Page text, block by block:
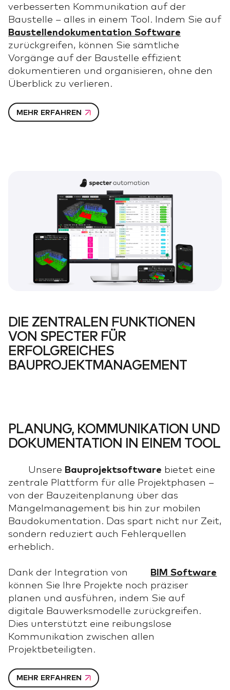
verbesserten Kommunikation auf der
Baustelle – alles in einem Tool. Indem Sie auf
Baustellendokumentation Software
zurückgreifen, können Sie sämtliche
Vorgänge auf der Baustelle effizient
dokumentieren und organisieren, ohne den
Überblick zu verlieren.
MEHR ERFAHREN
DIE ZENTRALEN FUNKTIONEN
VON SPECTER FÜR
ERFOLGREICHES
BAUPROJEKTMANAGEMENT
PLANUNG, KOMMUNIKATION UND
DOKUMENTATION IN EINEM TOOL
Unsere Bauprojektsoftware bietet eine
zentrale Plattform für alle Projektphasen –
von der Bauzeitenplanung über das
Mängelmanagement bis hin zur mobilen
Baudokumentation. Das spart nicht nur Zeit,
sondern reduziert auch Fehlerquellen
erheblich.
Dank der Integration von
BIM Software
können Sie Ihre Projekte noch präziser
planen und ausführen, indem Sie auf
digitale Bauwerksmodelle zurückgreifen.
Dies unterstützt eine reibungslose
Kommunikation zwischen allen
Projektbeteiligten.
MEHR ERFAHREN